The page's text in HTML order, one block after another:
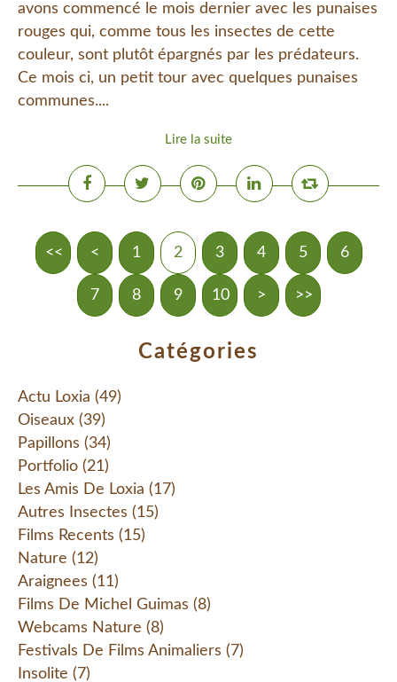
avons commencé le mois dernier avec les punaises
rouges qui, comme tous les insectes de cette
couleur, sont plutôt épargnés par les prédateurs.
Ce mois ci, un petit tour avec quelques punaises
communes....
Lire la suite
<< < 1 2 3 4 5 6
7 8 9 10 20
30
40
50
60
> >>
Catégories
Actu Loxia (49)
Oiseaux (39)
Papillons (34)
Portfolio (21)
Les Amis De Loxia (17)
Autres Insectes (15)
Films Recents (15)
Nature (12)
Araignees (11)
Films De Michel Guimas (8)
Webcams Nature (8)
Festivals De Films Animaliers (7)
Insolite (7)